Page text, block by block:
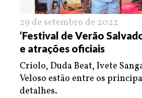
29 de setembro de 2022
‘Festival de Verão
e atrações oficiais
Criolo, Duda Beat, Ivete
Veloso estão entre os
detalhes.